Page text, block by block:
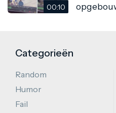
00:10
Categorieën
Random
Humor
Fail